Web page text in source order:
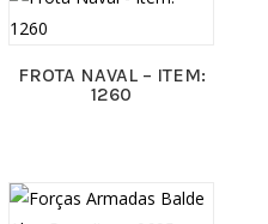
FROTA NAVAL – ITEM:
1260